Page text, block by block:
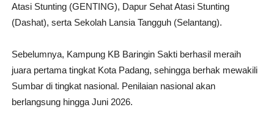
Atasi Stunting (GENTING), Dapur Sehat Atasi Stunting
(Dashat), serta Sekolah Lansia Tangguh (Selantang).
Sebelumnya, Kampung KB Baringin Sakti berhasil meraih
juara pertama tingkat Kota Padang, sehingga berhak mewakili
Sumbar di tingkat nasional. Penilaian nasional akan
berlangsung hingga Juni 2026.